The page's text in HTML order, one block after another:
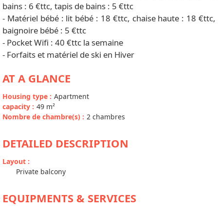
bains : 6 €ttc, tapis de bains : 5 €ttc
- Matériel bébé : lit bébé : 18 €ttc, chaise haute : 18 €ttc,
baignoire bébé : 5 €ttc
- Pocket Wifi : 40 €ttc la semaine
- Forfaits et matériel de ski en Hiver
AT A GLANCE
Housing type : Apartment
capacity : 49 m²
Nombre de chambre(s) : 2 chambres
DETAILED DESCRIPTION
Layout :
Private balcony
EQUIPMENTS & SERVICES